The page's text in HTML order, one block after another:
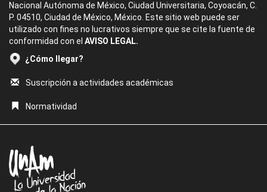
Nacional Autónoma de México, Ciudad Universitaria, Coyoacán, C.
P. 04510, Ciudad de México, México. Este sitio web puede ser
utilizado con fines no lucrativos siempre que se cite la fuente de
conformidad con el AVISO LEGAL.
¿Cómo llegar?
Suscripción a actividades académicas
Normatividad